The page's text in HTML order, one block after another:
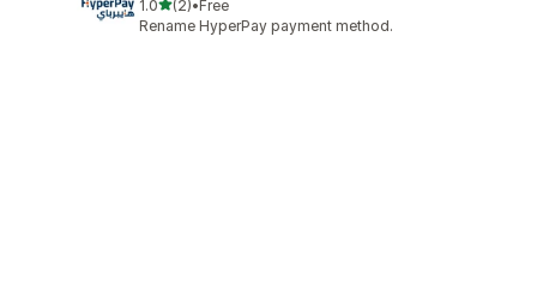
1.0เต็ม 5 ดาว
(2)
ทั้งหมด 2 รีวิว
•Free
Rename HyperPay payment method.